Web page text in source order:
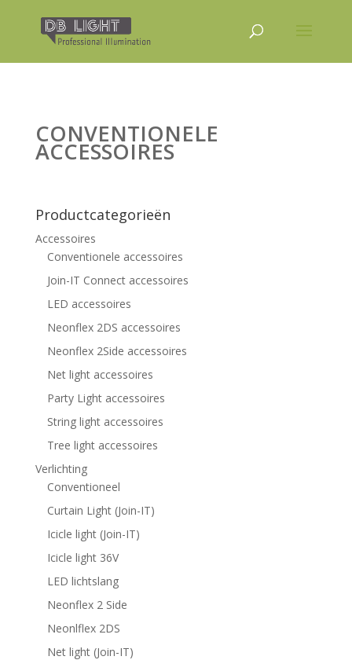
CONVENTIONELE
ACCESSOIRES
Productcategorieën
Accessoires
Conventionele accessoires
Join-IT Connect accessoires
LED accessoires
Neonflex 2DS accessoires
Neonflex 2Side accessoires
Net light accessoires
Party Light accessoires
String light accessoires
Tree light accessoires
Verlichting
Conventioneel
Curtain Light (Join-IT)
Icicle light (Join-IT)
Icicle light 36V
LED lichtslang
Neonflex 2 Side
Neonlflex 2DS
Net light (Join-IT)